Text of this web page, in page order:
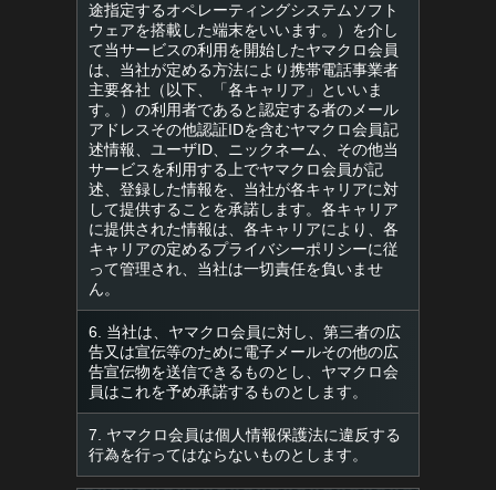
途指定するオペレーティングシステムソフト
ウェアを搭載した端末をいいます。）を介し
て当サービスの利用を開始したヤマクロ会員
は、当社が定める方法により携帯電話事業者
主要各社（以下、「各キャリア」といいま
す。）の利用者であると認定する者のメール
アドレスその他認証IDを含むヤマクロ会員記
述情報、ユーザID、ニックネーム、その他当
サービスを利用する上でヤマクロ会員が記
述、登録した情報を、当社が各キャリアに対
して提供することを承諾します。各キャリア
に提供された情報は、各キャリアにより、各
キャリアの定めるプライバシーポリシーに従
って管理され、当社は一切責任を負いませ
ん。
6. 当社は、ヤマクロ会員に対し、第三者の広
告又は宣伝等のために電子メールその他の広
告宣伝物を送信できるものとし、ヤマクロ会
員はこれを予め承諾するものとします。
7. ヤマクロ会員は個人情報保護法に違反する
行為を行ってはならないものとします。